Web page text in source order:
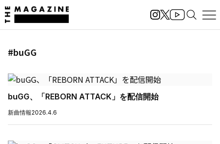
#buGG
buGG、「REBORN ATTACK」を配信開始
新曲情報2026.4.6